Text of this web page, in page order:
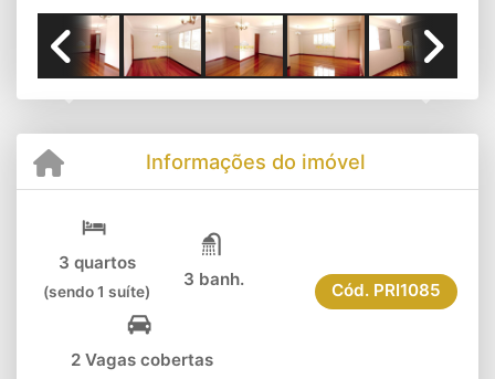
Informações do imóvel
3 quartos
(sendo 1 suíte)
3 banh.
2 Vagas cobertas
Cód. PRI1085